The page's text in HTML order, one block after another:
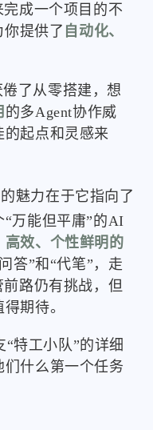
成一个项目的不
你提供了 自动化、
了从零搭建，想
的多Agent协作威
起点和灵感来
的魅力在于它指向了
万能但平庸”的AI
高效、个性鲜明的
答”和“代笔”，走
路仍有挑战，但
期待。
特工小队”的详细
什么第一个任务